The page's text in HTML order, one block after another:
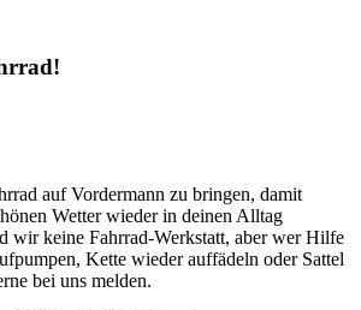
auf Vordermann zu bringen, damit
Wetter wieder in deinen Alltag
wir keine Fahrrad-Werkstatt, aber wer Hilfe
Kette wieder auffädeln oder Sattel
bei uns melden.